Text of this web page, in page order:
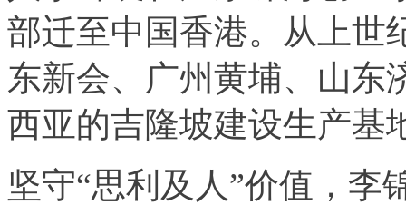
部迁至中国香港。从上世
东新会、广州黄埔、山东
西亚的吉隆坡建设生产基
坚守“思利及人”价值，李